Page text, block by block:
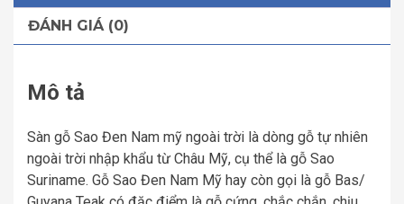
ĐÁNH GIÁ (0)
Mô tả
Sàn gỗ Sao Đen Nam mỹ ngoài trời là dòng gỗ tự nhiên
ngoài trời nhập khẩu từ Châu Mỹ, cụ thể là gỗ Sao
Suriname. Gỗ Sao Đen Nam Mỹ hay còn gọi là gỗ Bas/